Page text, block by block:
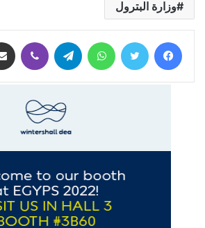
وزارة البترول
فيسبوك تويتر واتساب تيلقرام ڤايبر